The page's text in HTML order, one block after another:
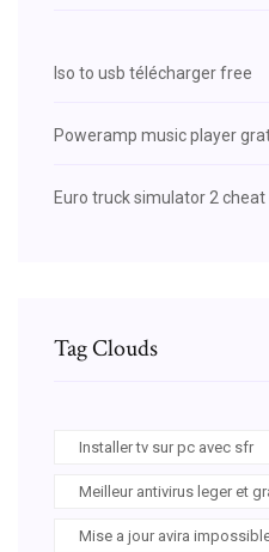
Iso to usb télécharger free
Poweramp music player
Euro truck simulator 2
Tag Clouds
Installer tv sur pc avec sfr
Meilleur antivirus leger et
Mise a jour avira